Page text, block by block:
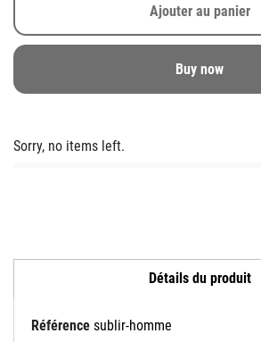
Ajouter au panier
Buy now
Sorry, no items left.
Détails du produit
Référence sublir-homme